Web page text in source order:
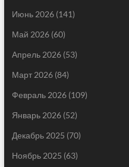
Июнь 2026(141)
Май 2026(60)
Апрель 2026(53)
Март 2026(84)
Февраль 2026(109)
Январь 2026(52)
Декабрь 2025 (70)
Ноябрь 2025 (63)